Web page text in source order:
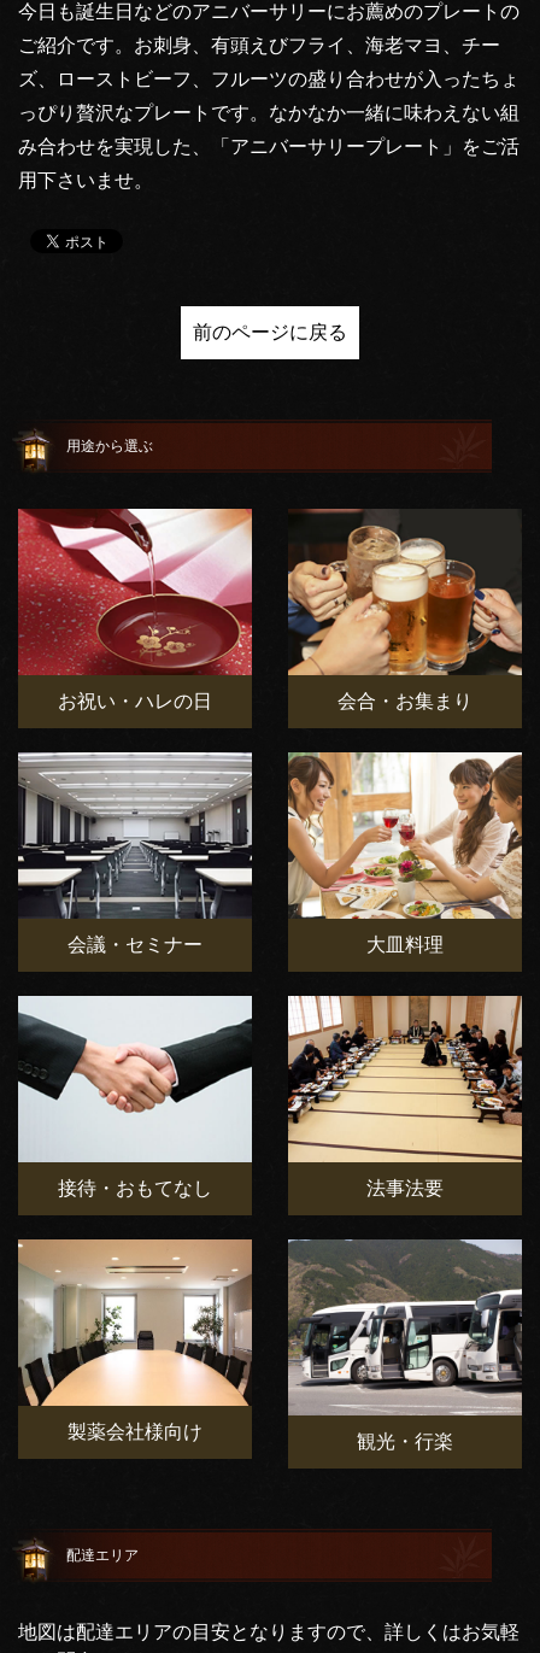
今日も誕生日などのアニバーサリーにお薦めのプレートの
ご紹介です。お刺身、有頭えびフライ、海老マヨ、チー
ズ、ローストビーフ、フルーツの盛り合わせが入ったちょ
っぴり贅沢なプレートです。なかなか一緒に味わえない組
み合わせを実現した、「アニバーサリープレート」をご活
用下さいませ。
前のページに戻る
用途から選ぶ
お祝い・ハレの日 会合・お集まり
会議・セミナー 大皿料理
接待・おもてなし 法事法要
製薬会社様向け 観光・行楽
配達エリア
地図は配達エリアの目安となりますので、詳しくはお気軽